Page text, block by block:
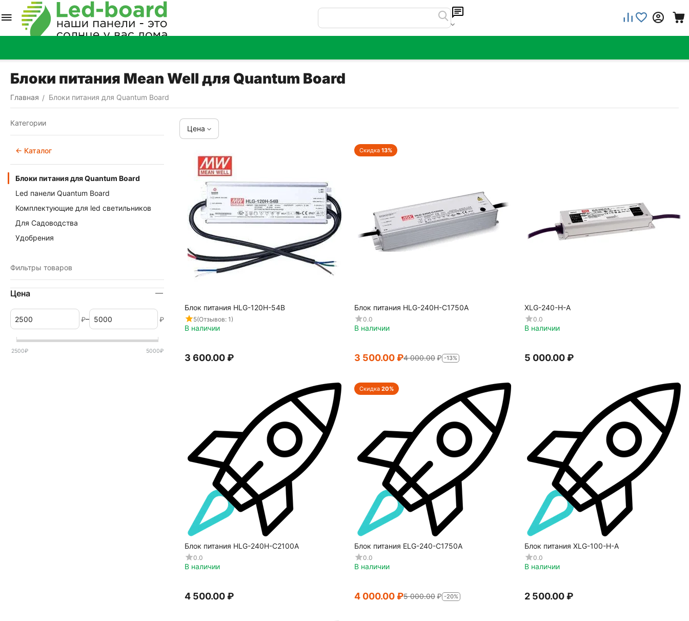
Блоки питания Mean Well для Quantum Board
Главная / Блоки питания для Quantum Board
Цена
Блок питания HLG-120H-54B
5(Отзывов: 1)
В наличии
3 600.00₽
Скидка 13%
Блок питания HLG-240H-C1750A
0.0
В наличии
3 500.00 ₽4 000.00₽ -13%
XLG-240-H-A
0.0
В наличии
5 000.00 ₽
Блок питания HLG-240H-C2100A
0.0
В наличии
4 500.00₽
Скидка 20%
Блок питания ELG-240-C1750A
0.0
В наличии
4 000.00 ₽5 000.00₽ -20%
Блок питания XLG-100-H-A
0.0
В наличии
2 500.00 ₽
Категории
← Каталог
Блоки питания для Quantum Board
Led панели Quantum Board
Комплектующие для led светильников
Для Садоводства
Удобрения
Фильтры товаров
Цена
₽– ₽
2500₽ 5000₽